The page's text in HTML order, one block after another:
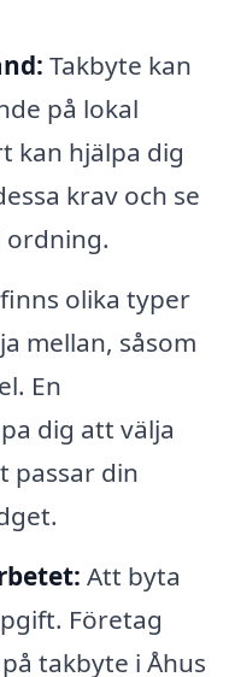
Takbyte kan
på lokal
kan hjälpa dig
krav och se
ordning.
olika typer
mellan, såsom
En
dig att välja
passar din
Att byta
Företag
takbyte i Åhus